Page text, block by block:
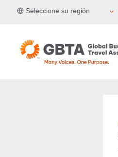
Seleccione su región